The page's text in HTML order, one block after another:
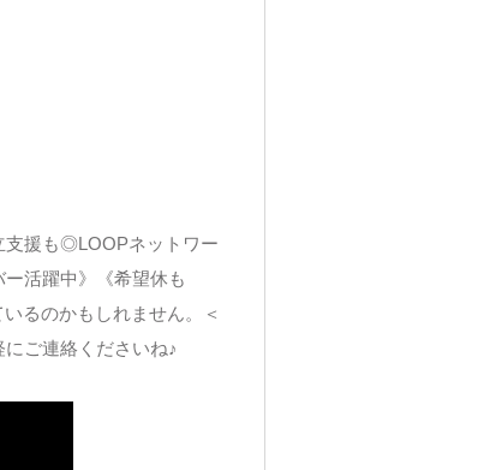
支援も◎LOOPネットワー
活躍中》《希望休も
るのかもしれません。＜
ご連絡くださいね♪